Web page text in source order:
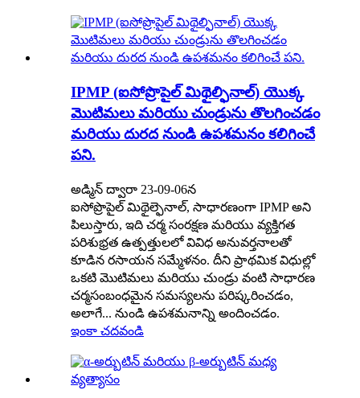
IPMP (ఐసోప్రొపైల్ మిథైల్ఫినాల్) యొక్క
మొటిమలు మరియు చుండ్రును తొలగించడం
మరియు దురద నుండి ఉపశమనం కలిగించే
పని.
అడ్మిన్ ద్వారా 23-09-06న
ఐసోప్రొపైల్ మిథైల్ఫెనాల్, సాధారణంగా IPMP అని
పిలుస్తారు, ఇది చర్మ సంరక్షణ మరియు వ్యక్తిగత
పరిశుభ్రత ఉత్పత్తులలో వివిధ అనువర్తనాలతో
కూడిన రసాయన సమ్మేళనం. దీని ప్రాథమిక విధుల్లో
ఒకటి మొటిమలు మరియు చుండ్రు వంటి సాధారణ
చర్మసంబంధమైన సమస్యలను పరిష్కరించడం,
అలాగే... నుండి ఉపశమనాన్ని అందించడం.
ఇంకా చదవండి